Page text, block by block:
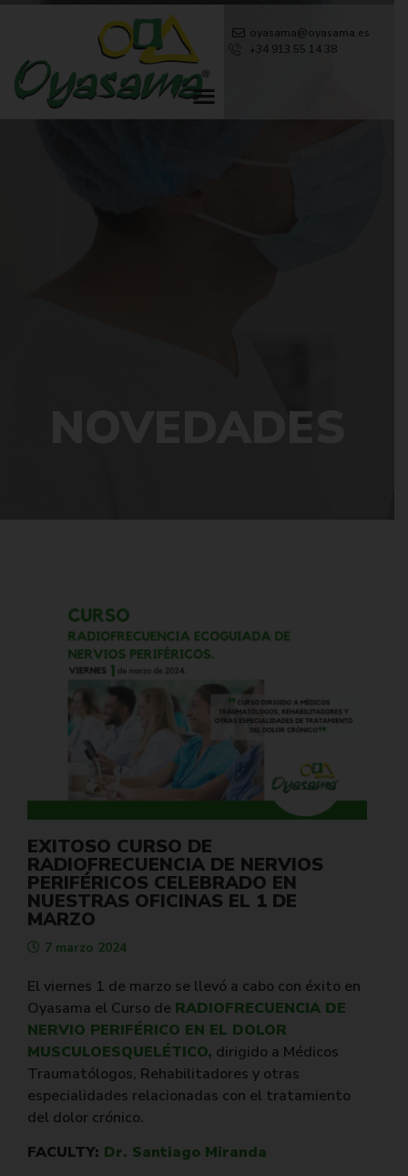
oyasama@oyasama.es
+34 913 55 14 38
NOVEDADES
EXITOSO CURSO DE
RADIOFRECUENCIA DE NERVIOS
PERIFÉRICOS CELEBRADO EN
NUESTRAS OFICINAS EL 1 DE
MARZO
7 marzo 2024
El viernes 1 de marzo se llevó a cabo con éxito en
Oyasama el Curso de RADIOFRECUENCIA DE
NERVIO PERIFÉRICO EN EL DOLOR
MUSCULOESQUELÉTICO, dirigido a Médicos
Traumatólogos, Rehabilitadores y otras
especialidades relacionadas con el tratamiento
del dolor crónico.
FACULTY: Dr. Santiago Miranda